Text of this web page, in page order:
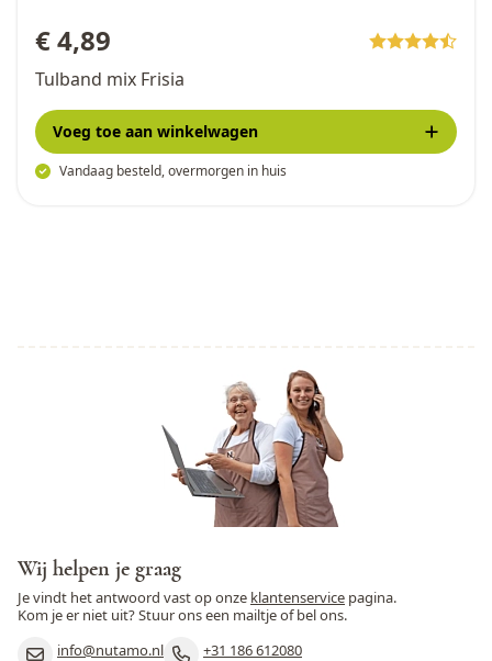
€ 4,89
vanaf
€ 3,99
Tulband mix Frisia
Vandaag besteld, overmorgen in huis
Voeg toe aan winkelwagen
Wij helpen je graag
Je vindt het antwoord vast op onze klantenservice pagina.
Kom je er niet uit? Stuur ons een mailtje of bel ons.
info@nutamo.nl
+31 186 612080